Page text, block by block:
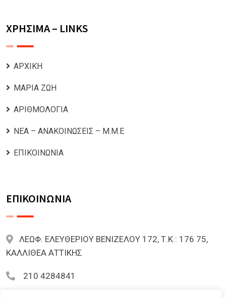
ΧΡΗΣΙΜΑ – LINKS
ΑΡΧΙΚΗ
ΜΑΡΙΑ ΖΩΗ
ΑΡΙΘΜΟΛΟΓΙΑ
ΝΕΑ – ΑΝΑΚΟΙΝΩΣΕΙΣ – Μ.Μ.Ε
ΕΠΙΚΟΙΝΩΝΙΑ
ΕΠΙΚΟΙΝΩΝΙΑ
ΛΕΩΦ. ΕΛΕΥΘΕΡΙΟΥ ΒΕΝΙΖΕΛΟΥ 172, Τ.Κ : 176 75,
ΚΑΛΛΙΘΕΑ ΑΤΤΙΚΗΣ
210 4284841